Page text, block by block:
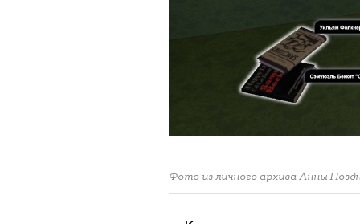
Фото из личного архива Анны